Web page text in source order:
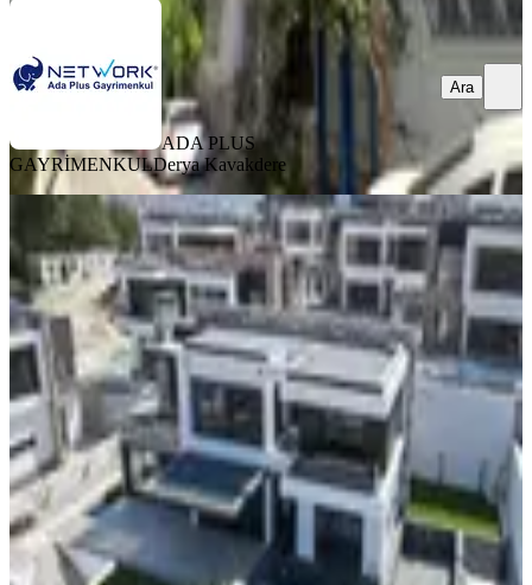
ADA PLUS
GAYRİMENKULDerya Kavakdere
Ara
SIFIR BİNA
Full Manzara-guvenlık-özel Havuz-
hamam-sauna-fitness-asansor-ultra
Lüx-tamamı Müstakıl
Kuşadası, Kadınlar Denizi Mahallesi
5+1 · 711 m²·08.11.2024
85.000.000 ₺
A Class Gayrimenkul & İnşaatNaim Yılmaz
Ara